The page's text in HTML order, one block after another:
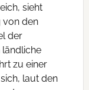
sieht
von den
der
ländliche
zu einer
laut den